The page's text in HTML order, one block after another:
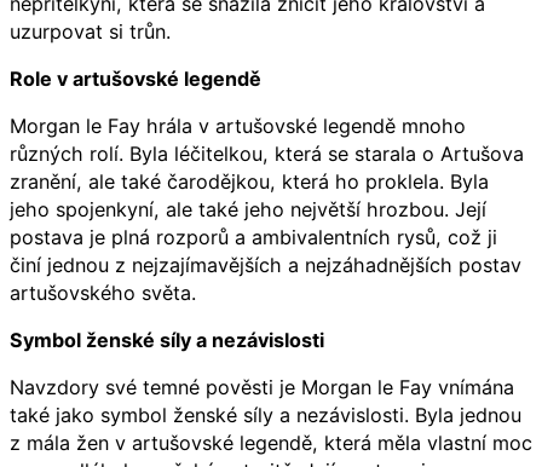
uzurpovat si trůn.
Role v artušovské legendě
Morgan le Fay hrála v artušovské legendě mnoho
různých rolí. Byla léčitelkou, která se starala o Artušova
zranění, ale také čarodějkou, která ho proklela. Byla
jeho spojenkyní, ale také jeho největší hrozbou. Její
postava je plná rozporů a ambivalentních rysů, což ji
činí jednou z nejzajímavějších a nejzáhadnějších postav
artušovského světa.
Symbol ženské síly a nezávislosti
Navzdory své temné pověsti je Morgan le Fay vnímána
také jako symbol ženské síly a nezávislosti. Byla jednou
z mála žen v artušovské legendě, která měla vlastní moc